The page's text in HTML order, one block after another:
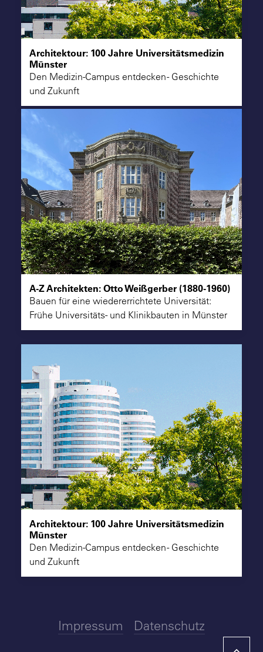
Architektour: 100 Jahre Universitätsmedizin
Münster
Den Medizin-Campus entdecken - Geschichte
und Zukunft
A-Z Architekten: Otto Weißgerber (1880-1960)
Bauen für eine wiedererrichtete Universität:
Frühe Universitäts- und Klinikbauten in Münster
Architektour: 100 Jahre Universitätsmedizin
Münster
Den Medizin-Campus entdecken - Geschichte
und Zukunft
Impressum Datenschutz